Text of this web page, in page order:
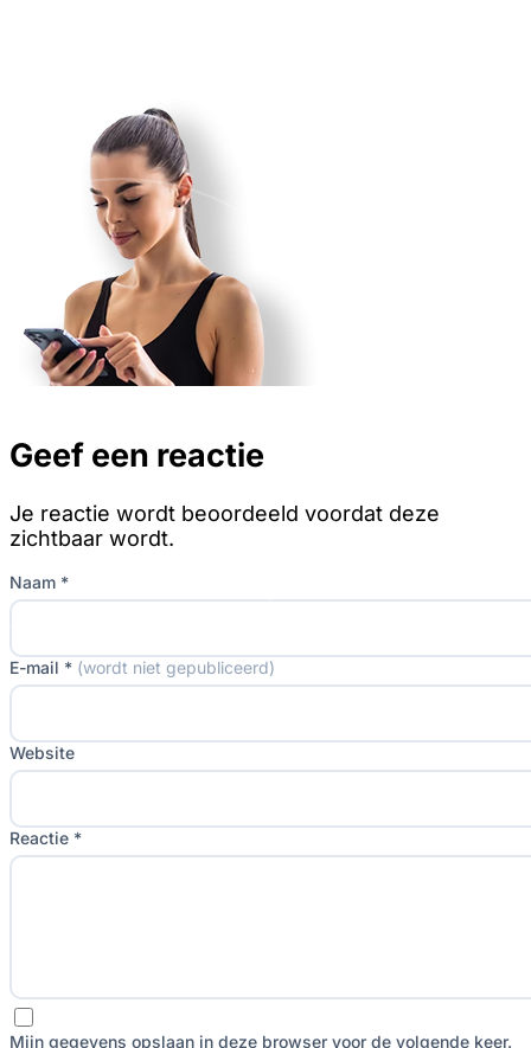
Geef een reactie
Je reactie wordt beoordeeld voordat deze
zichtbaar wordt.
Naam *
E-mail * (wordt niet gepubliceerd)
Website
Reactie *
Mijn gegevens opslaan in deze browser voor de volgende keer.